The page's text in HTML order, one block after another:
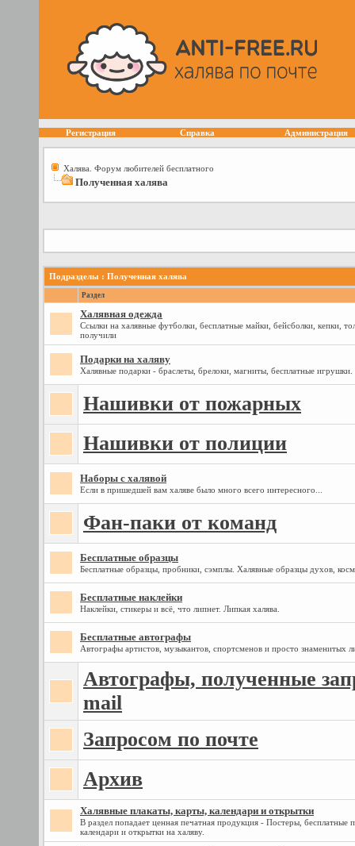
Регистрация Справка Администрация
Халява. Форум любителей бесплатного
Полученная халява
Подразделы : Полученная халява
Раздел
Халявная одежда
Ссылки на халявные футболки, бесплатные майки, бейсболки, кепки,
получили
Подарки на халяву
Халявные подарки - браслеты, брелоки, магниты, бесплатные игрушки.
Нашивки от пожарных
Нашивки от полиции
Наборы с халявой
Если в пришедшей вам халяве было много всего интересного...
Фан-паки от команд
Бесплатные образцы
Бесплатные образцы, пробники, сэмплы. Халявные образцы духов,
Бесплатные наклейки
Наклейки, стикеры и всё, что липнет. Липкая халява.
Бесплатные автографы
Автографы артистов, музыкантов, спортсменов и просто знаменитых
Автографы, полученные
mail
Запросом по почте
Архив
Халявные плакаты, карты, календари и открытки
В раздел попадает ценная печатная продукция - Постеры, бесплатные
календари и открытки на халяву.